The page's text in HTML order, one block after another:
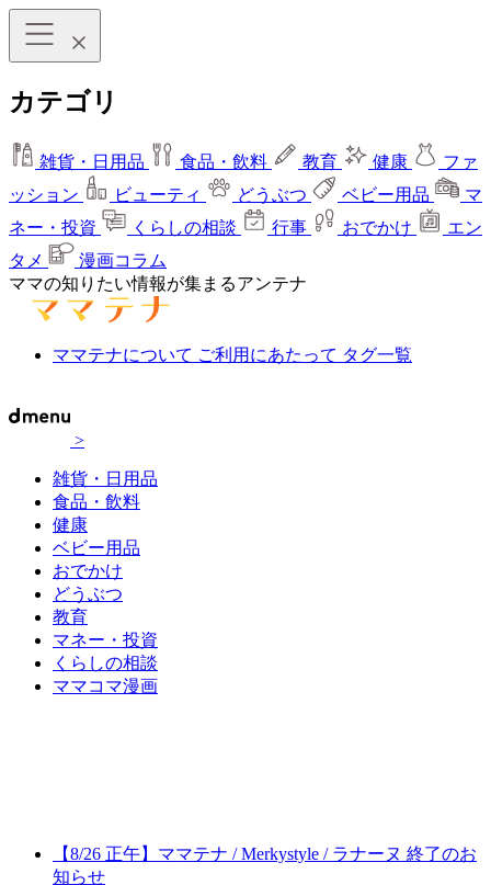
カテゴリ
雑貨・日用品 食品・飲料 教育 健康
ファ
ッション
ビューティ どうぶつ ベビー用品
マ
ネー・投資
くらしの相談 行事 おでかけ
エン
タメ
漫画コラム
ママの知りたい情報が集まるアンテナ
ママテナについて ご利用にあたって タグ一覧
>
雑貨・日用品
食品・飲料
健康
ベビー用品
おでかけ
どうぶつ
教育
マネー・投資
くらしの相談
ママコマ漫画
【8/26 正午】ママテナ / Merkystyle / ラナーヌ 終了のお
知らせ